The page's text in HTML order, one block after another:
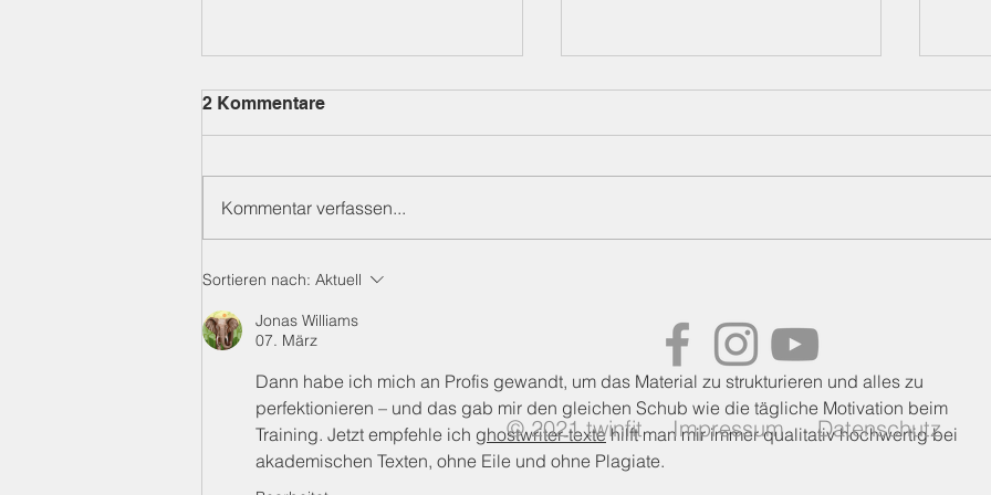
Eine tolle Alternative für
2 Kommentare
Kommentar verfassen...
Sortieren nach: Aktuell
Jonas Williams
07. März
Dann habe ich mich an Profis gewandt, um das Material zu strukturieren und alles zu
perfektionieren – und das gab mir den gleichen Schub wie die tägliche Motivation beim
Training. Jetzt empfehle ich ghostwriter-texte hilft man mir immer qualitativ hochwertig bei
akademischen Texten, ohne Eile und ohne Plagiate.
© 2021 twinfit Impressum Datenschutz